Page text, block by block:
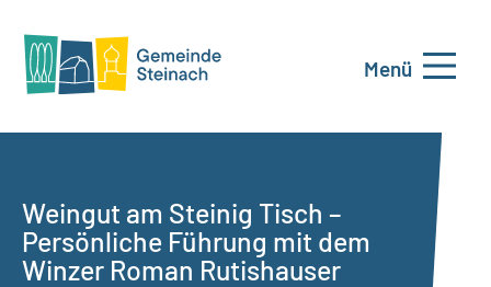
Menü
Weingut am Steinig Tisch –
Persönliche Führung mit dem
Winzer Roman Rutishauser